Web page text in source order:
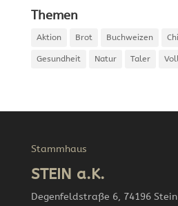
Themen
Aktion Brot Buchweizen
Gesundheit Natur Taler
Stammhaus
STEIN a.K.
Degenfeldstraße 6, 74196 Stein